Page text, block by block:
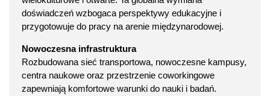
doświadczeń wzbogaca perspektywy edukacyjne i
przygotowuje do pracy na arenie międzynarodowej.
Nowoczesna infrastruktura
Rozbudowana sieć transportowa, nowoczesne kampusy,
centra naukowe oraz przestrzenie coworkingowe
zapewniają komfortowe warunki do nauki i badań.